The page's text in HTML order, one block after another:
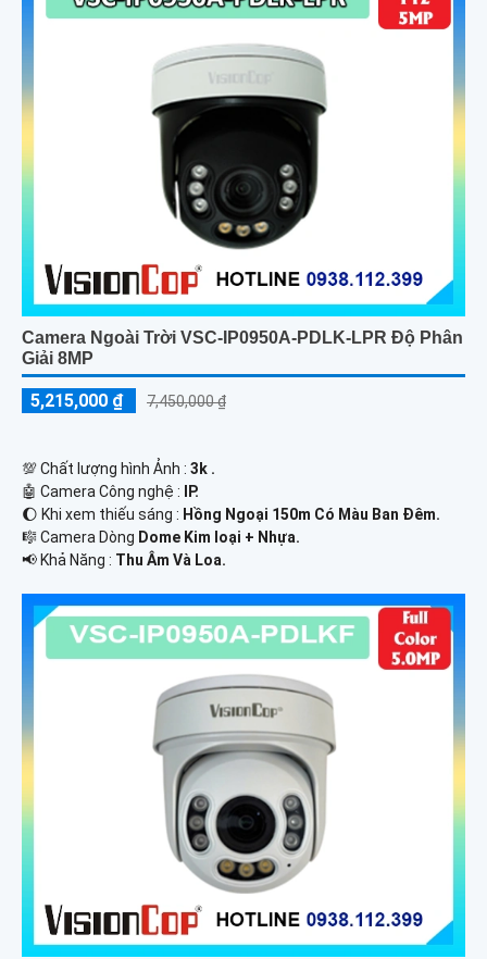
Camera Ngoài Trời VSC-IP0950A-PDLK-LPR Độ Phân
Giải 8MP
5,215,000 ₫ 7,450,000 ₫
💯 Chất lượng hình Ảnh : 3k .
🤖️ Camera Công nghệ :
IP.
🌔 Khi xem thiếu sáng : Hồng Ngoại 150m Có Màu Ban Ðêm.
🎼️ Camera Dòng Dome Kim loại + Nhựa.
️📢 Khả Năng : Thu Âm Và Loa.